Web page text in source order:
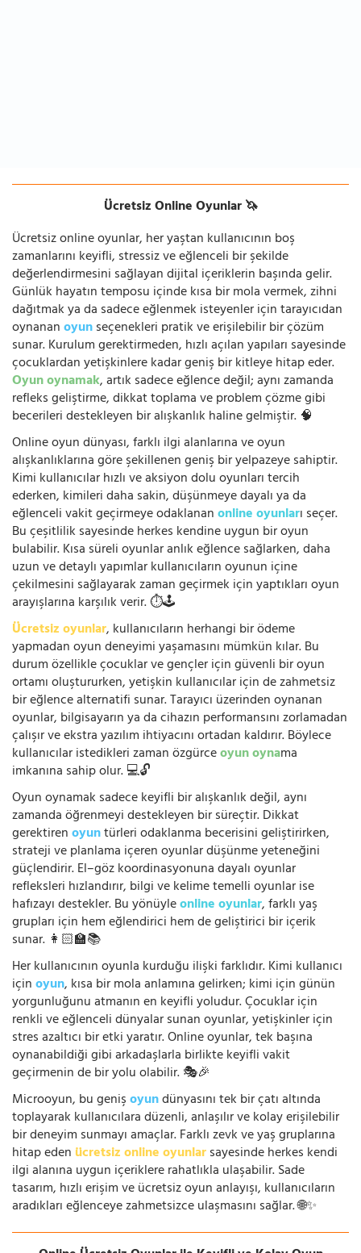
Ücretsiz Online Oyunlar 🦄
Ücretsiz online oyunlar, her yaştan kullanıcının boş
zamanlarını keyifli, stressiz ve eğlenceli bir şekilde
değerlendirmesini sağlayan dijital içeriklerin başında gelir.
Günlük hayatın temposu içinde kısa bir mola vermek, zihni
dağıtmak ya da sadece eğlenmek isteyenler için tarayıcıdan
oynananoyunseçenekleri pratik ve erişilebilir bir çözüm
sunar. Kurulum gerektirmeden, hızlı açılan yapıları sayesinde
çocuklardan yetişkinlere kadar geniş bir kitleye hitap eder.
Oyun oynamak, artık sadece eğlence değil; aynı zamanda
refleks geliştirme, dikkat toplama ve problem çözme gibi
becerileri destekleyen bir alışkanlık haline gelmiştir. 🧠
Online oyun dünyası, farklı ilgi alanlarına ve oyun
alışkanlıklarına göre şekillenen geniş bir yelpazeye sahiptir.
Kimi kullanıcılar hızlı ve aksiyon dolu oyunları tercih
ederken, kimileri daha sakin, düşünmeye dayalı ya da
eğlenceli vakit geçirmeye odaklananonline oyunları seçer.
Bu çeşitlilik sayesinde herkes kendine uygun bir oyun
bulabilir. Kısa süreli oyunlar anlık eğlence sağlarken, daha
uzun ve detaylı yapımlar kullanıcıların oyunun içine
çekilmesini sağlayarak zaman geçirmek için yaptıkları oyun
arayışlarına karşılık verir. ⏱️🕹️
Ücretsiz oyunlar, kullanıcıların herhangi bir ödeme
yapmadan oyun deneyimi yaşamasını mümkün kılar. Bu
durum özellikle çocuklar ve gençler için güvenli bir oyun
ortamı oluştururken, yetişkin kullanıcılar için de zahmetsiz
bir eğlence alternatifi sunar. Tarayıcı üzerinden oynanan
oyunlar, bilgisayarın ya da cihazın performansını zorlamadan
çalışır ve ekstra yazılım ihtiyacını ortadan kaldırır. Böylece
kullanıcılar istedikleri zaman özgürceoyun oynama
imkanına sahip olur. 💻🔓
Oyun oynamak sadece keyifli bir alışkanlık değil, aynı
zamanda öğrenmeyi destekleyen bir süreçtir. Dikkat
gerektirenoyuntürleri odaklanma becerisini geliştirirken,
strateji ve planlama içeren oyunlar düşünme yeteneğini
güçlendirir. El–göz koordinasyonuna dayalı oyunlar
refleksleri hızlandırır, bilgi ve kelime temelli oyunlar ise
hafızayı destekler. Bu yönüyleonline oyunlar, farklı yaş
grupları için hem eğlendirici hem de geliştirici bir içerik
sunar. 👩🏻‍🏫📚
Her kullanıcının oyunla kurduğu ilişki farklıdır. Kimi kullanıcı
içinoyun, kısa bir mola anlamına gelirken; kimi için günün
yorgunluğunu atmanın en keyifli yoludur. Çocuklar için
renkli ve eğlenceli dünyalar sunan oyunlar, yetişkinler için
stres azaltıcı bir etki yaratır. Online oyunlar, tek başına
oynanabildiği gibi arkadaşlarla birlikte keyifli vakit
geçirmenin de bir yolu olabilir. 🎭🎉
Microoyun, bu genişoyundünyasını tek bir çatı altında
toplayarak kullanıcılara düzenli, anlaşılır ve kolay erişilebilir
bir deneyim sunmayı amaçlar. Farklı zevk ve yaş gruplarına
hitap eden ücretsiz online oyunlarsayesinde herkes kendi
ilgi alanına uygun içeriklere rahatlıkla ulaşabilir. Sade
tasarım, hızlı erişim ve ücretsiz oyun anlayışı, kullanıcıların
aradıkları eğlenceye zahmetsizce ulaşmasını sağlar. 🌐✨